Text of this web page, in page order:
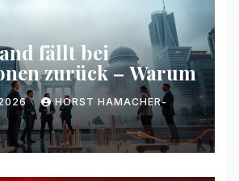
fällt bei
zurück – Warum
2026 HORST HAMACHER-